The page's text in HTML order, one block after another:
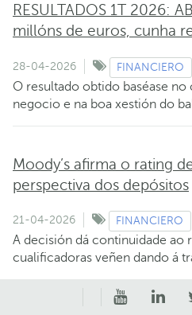
RESULTADOS 1T 2026:
millóns de euros, cunha
28-04-2026 FINANCIERO
O resultado obtido baséase
negocio e na boa xestión do
Moody’s afirma o rating
perspectiva dos depósitos
21-04-2026 FINANCIERO
A decisión dá continuidade ao
cualificadoras veñen dando á